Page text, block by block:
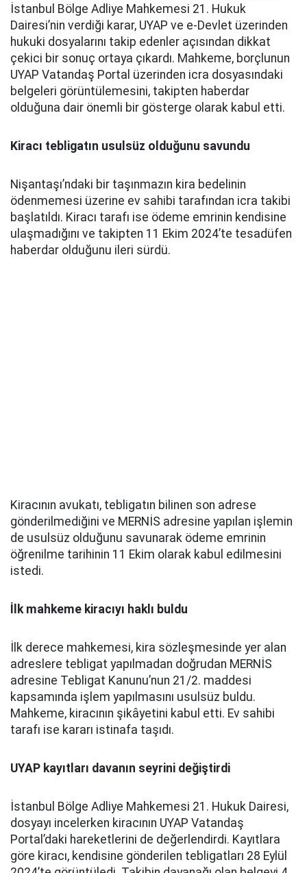
İstanbul Bölge Adliye Mahkemesi 21. Hukuk
Dairesi’nin verdiği karar, UYAP ve e-Devlet üzerinden
hukuki dosyalarını takip edenler açısından dikkat
çekici bir sonuç ortaya çıkardı. Mahkeme, borçlunun
UYAP Vatandaş Portal üzerinden icra dosyasındaki
belgeleri görüntülemesini, takipten haberdar
olduğuna dair önemli bir gösterge olarak kabul etti.
Kiracı tebligatın usulsüz olduğunu savundu
Nişantaşı’ndaki bir taşınmazın kira bedelinin
ödenmemesi üzerine ev sahibi tarafından icra takibi
başlatıldı. Kiracı tarafı ise ödeme emrinin kendisine
ulaşmadığını ve takipten 11 Ekim 2024’te tesadüfen
haberdar olduğunu ileri sürdü.
Kiracının avukatı, tebligatın bilinen son adrese
gönderilmediğini ve MERNİS adresine yapılan işlemin
de usulsüz olduğunu savunarak ödeme emrinin
öğrenilme tarihinin 11 Ekim olarak kabul edilmesini
istedi.
İlk mahkeme kiracıyı haklı buldu
İlk derece mahkemesi, kira sözleşmesinde yer alan
adreslere tebligat yapılmadan doğrudan MERNİS
adresine Tebligat Kanunu’nun 21/2. maddesi
kapsamında işlem yapılmasını usulsüz buldu.
Mahkeme, kiracının şikâyetini kabul etti. Ev sahibi
tarafı ise kararı istinafa taşıdı.
UYAP kayıtları davanın seyrini değiştirdi
İstanbul Bölge Adliye Mahkemesi 21. Hukuk Dairesi,
dosyayı incelerken kiracının UYAP Vatandaş
Portal’daki hareketlerini de değerlendirdi. Kayıtlara
göre kiracı, kendisine gönderilen tebligatları 28 Eylül